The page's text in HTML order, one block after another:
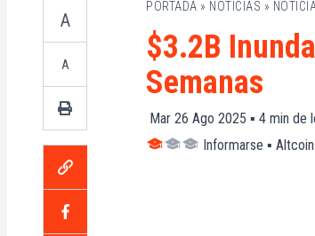
A
A
PORTADA » NOTICIAS »
$3.2B
Semanas
Mar 26 Ago 2025 ▪ 4 min de
Informarse ▪